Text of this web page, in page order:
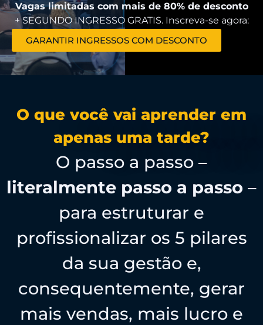
Vagas limitadas com mais de 80% de desconto
+ SEGUNDO INGRESSO GRATIS. Inscreva-se agora:
GARANTIR INGRESSOS COM DESCONTO
O que você vai aprender em
apenas uma tarde?
O passo a passo –
literalmente passo a passo –
para estruturar e
profissionalizar os 5 pilares
da sua gestão e,
consequentemente, gerar
mais vendas, mais lucro e